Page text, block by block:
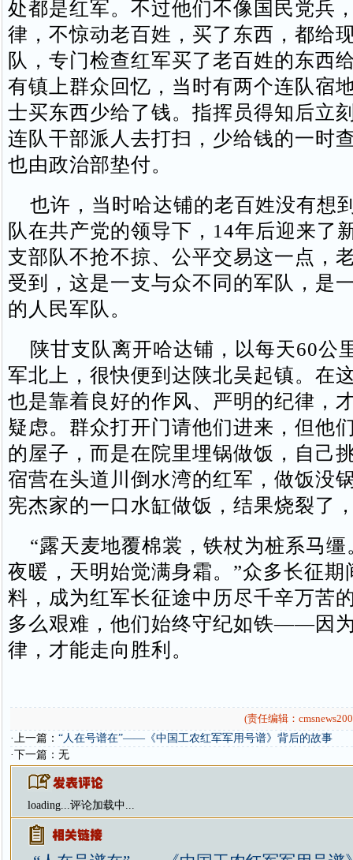
处都是红军。不过他们不像国民党兵
律，不惊动老百姓，买了东西，都给
队，专门检查红军买了老百姓的东西
有镇上群众回忆，当时有两个连队宿
士买东西少给了钱。指挥员得知后立
连队干部派人去打扫，少给钱的一时
也由政治部垫付。
也许，当时哈达铺的老百姓没有想
队在共产党的领导下，14年后迎来了
支部队不抢不掠、公平交易这一点，
受到，这是一支与众不同的军队，是
的人民军队。
陕甘支队离开哈达铺，以每天60公
军北上，很快便到达陕北吴起镇。在
也是靠着良好的作风、严明的纪律，
疑虑。群众打开门请他们进来，但他
的屋子，而是在院里埋锅做饭，自己
宿营在头道川倒水湾的红军，做饭没
宪杰家的一口水缸做饭，结果烧裂了
“露天麦地覆棉裳，铁杖为桩系马缰
夜暖，天明始觉满身霜。”众多长征期
料，成为红军长征途中历尽千辛万苦
多么艰难，他们始终守纪如铁——因
律，才能走向胜利。
(责任编辑：
·上一篇： “人在号谱在”——《中国工农红军军用号谱》背后的故事
·下一篇：无
loading...评论加载中...